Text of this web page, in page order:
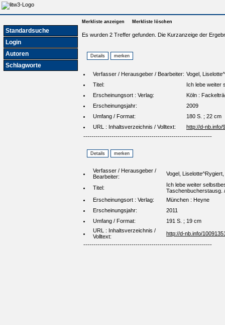
Standardsuche
Login
Autoren
Schlagworte
Merkliste anzeigen Merkliste löschen
Es wurden 2 Treffer gefunden. Die Kurzanzeige der
Verfasser / Herausgeber / Bearbeiter: Vogel,
Titel:
Ich lebe weiter
Erscheinungsort : Verlag:
Köln :
Erscheinungsjahr:
2009
Umfang / Format:
180 S. ; 22 cm
URL : Inhaltsverzeichnis / Volltext:
http://d-nb.info/
----------------------------------------------------------------
Verfasser / Herausgeber /
Bearbeiter:
Vogel,
Titel:
Ich lebe weiter
Taschenbucherstausg.
Erscheinungsort : Verlag:
München : Heyne
Erscheinungsjahr:
2011
Umfang / Format:
191 S. ; 19 cm
URL : Inhaltsverzeichnis /
Volltext:
http://d-nb.info/
----------------------------------------------------------------